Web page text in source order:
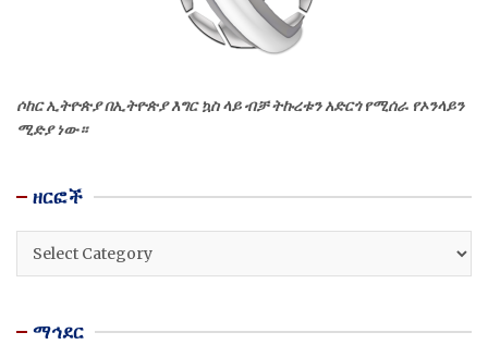
ሶከር ኢትዮጵያ በኢትዮጵያ እግር ኳስ ላይ ብቻ ትኩረቱን አድርጎ የሚሰራ የኦንላይን
ሚድያ ነው።
ዘርፎች
ዘርፎች
ማኅደር